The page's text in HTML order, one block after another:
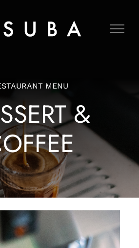
MENU
&